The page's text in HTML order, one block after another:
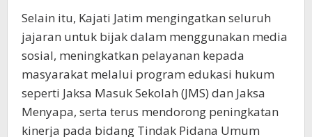
Selain itu, Kajati Jatim mengingatkan seluruh
jajaran untuk bijak dalam menggunakan media
sosial, meningkatkan pelayanan kepada
masyarakat melalui program edukasi hukum
seperti Jaksa Masuk Sekolah (JMS) dan Jaksa
Menyapa, serta terus mendorong peningkatan
kinerja pada bidang Tindak Pidana Umum